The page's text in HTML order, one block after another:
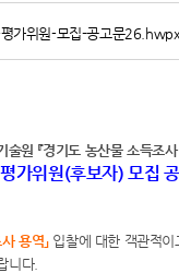
가위원-모집-공고문26.hwpx
술원 『경기도 농산물 소득조사
가위원(후보자) 모집
용역」 입찰에 대한 객관적
니다.